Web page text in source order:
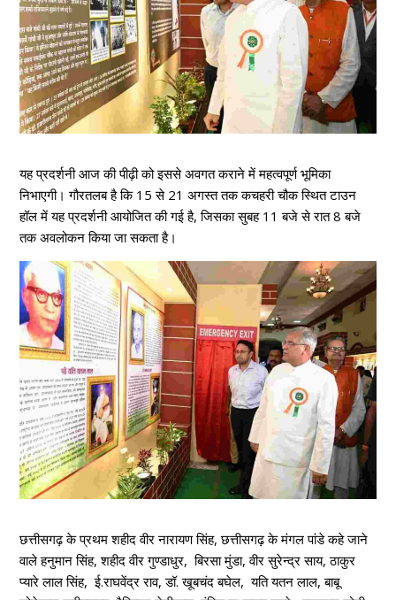
यह प्रदर्शनी आज की पीढ़ी को इससे अवगत कराने में महत्वपूर्ण भूमिका
निभाएगी। गौरतलब है कि 15 से 21 अगस्त तक कचहरी चौक स्थित टाउन
हॉल में यह प्रदर्शनी आयोजित की गई है, जिसका सुबह 11 बजे से रात 8 बजे
तक अवलोकन किया जा सकता है।
छत्तीसगढ़ के प्रथम शहीद वीर नारायण सिंह, छत्तीसगढ़ के मंगल पांडे कहे जाने
वाले हनुमान सिंह, शहीद वीर गुण्डाधुर, बिरसा मुंडा, वीर सुरेन्द्र साय, ठाकुर
प्यारे लाल सिंह, ई.राघवेंद्र राव, डॉ. खूबचंद बघेल, यति यतन लाल, बाबू